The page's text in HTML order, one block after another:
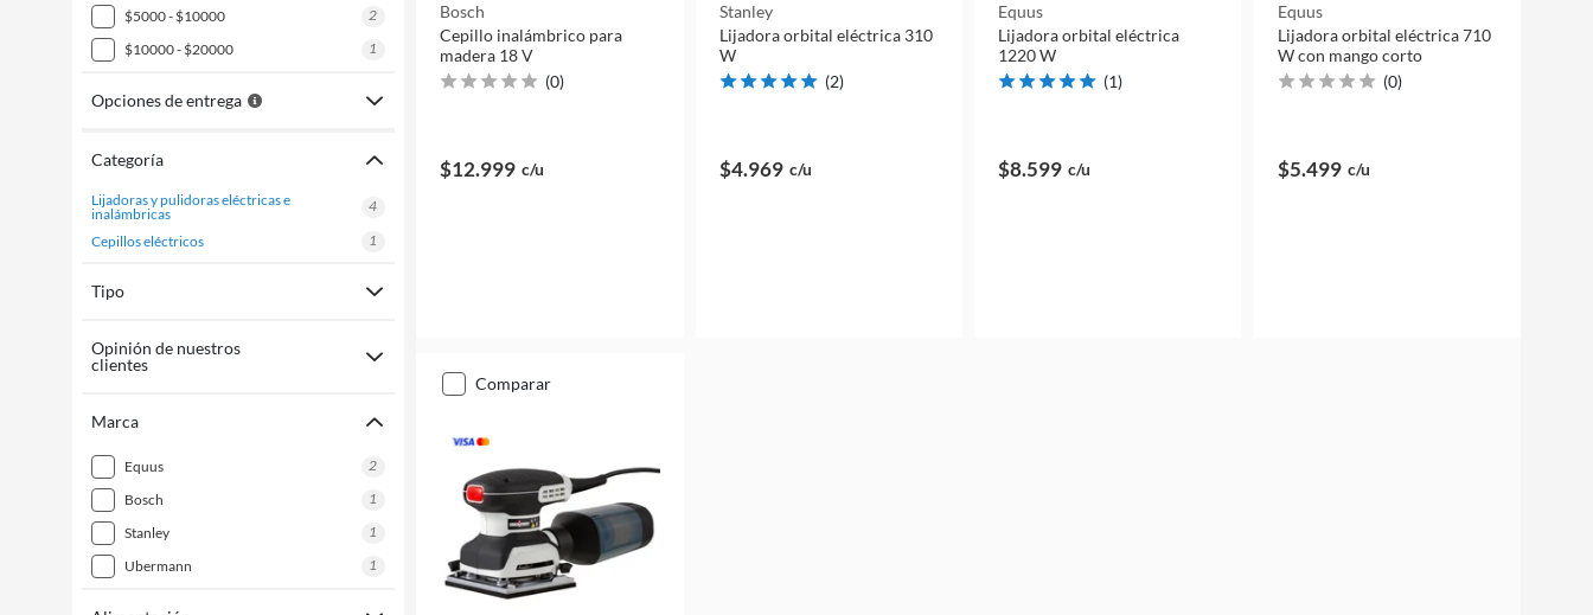
$5000 - $10000
2
$10000 - $20000
1
Opciones de entrega
Categoría
lijadoras y pulidoras eléctricas e
inalámbricas
4
cepillos eléctricos
1
Tipo
Opinión de nuestros
clientes
Marca
equus
2
bosch
1
stanley
1
ubermann
1
Bosch
Cepillo inalámbrico para
madera 18 V
(0)
$12.999 c/u
Stanley
Lijadora orbital eléctrica 310
W
(2)
$4.969 c/u
Equus
Lijadora orbital eléctrica
1220 W
(1)
$8.599 c/u
Equus
Lijadora orbital eléctrica 710
W con mango corto
(0)
$5.499 c/u
comparar